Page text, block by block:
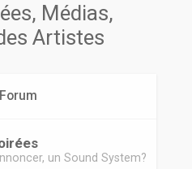
Médias,
Artistes
Forum
un Sound System?